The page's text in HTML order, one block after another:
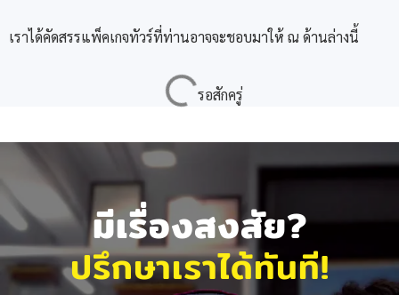
เราได้คัดสรรแพ็คเกจทัวร์ที่ท่านอาจจะชอบมาให้ ณ ด้านล่างนี้
มีเรื่องสงสัย?
ปรึกษาเราได้ทันที!